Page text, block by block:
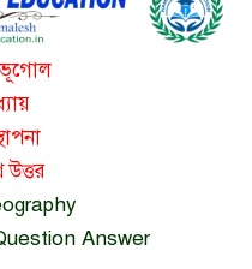
ভূগোল
উত্তর
Answer